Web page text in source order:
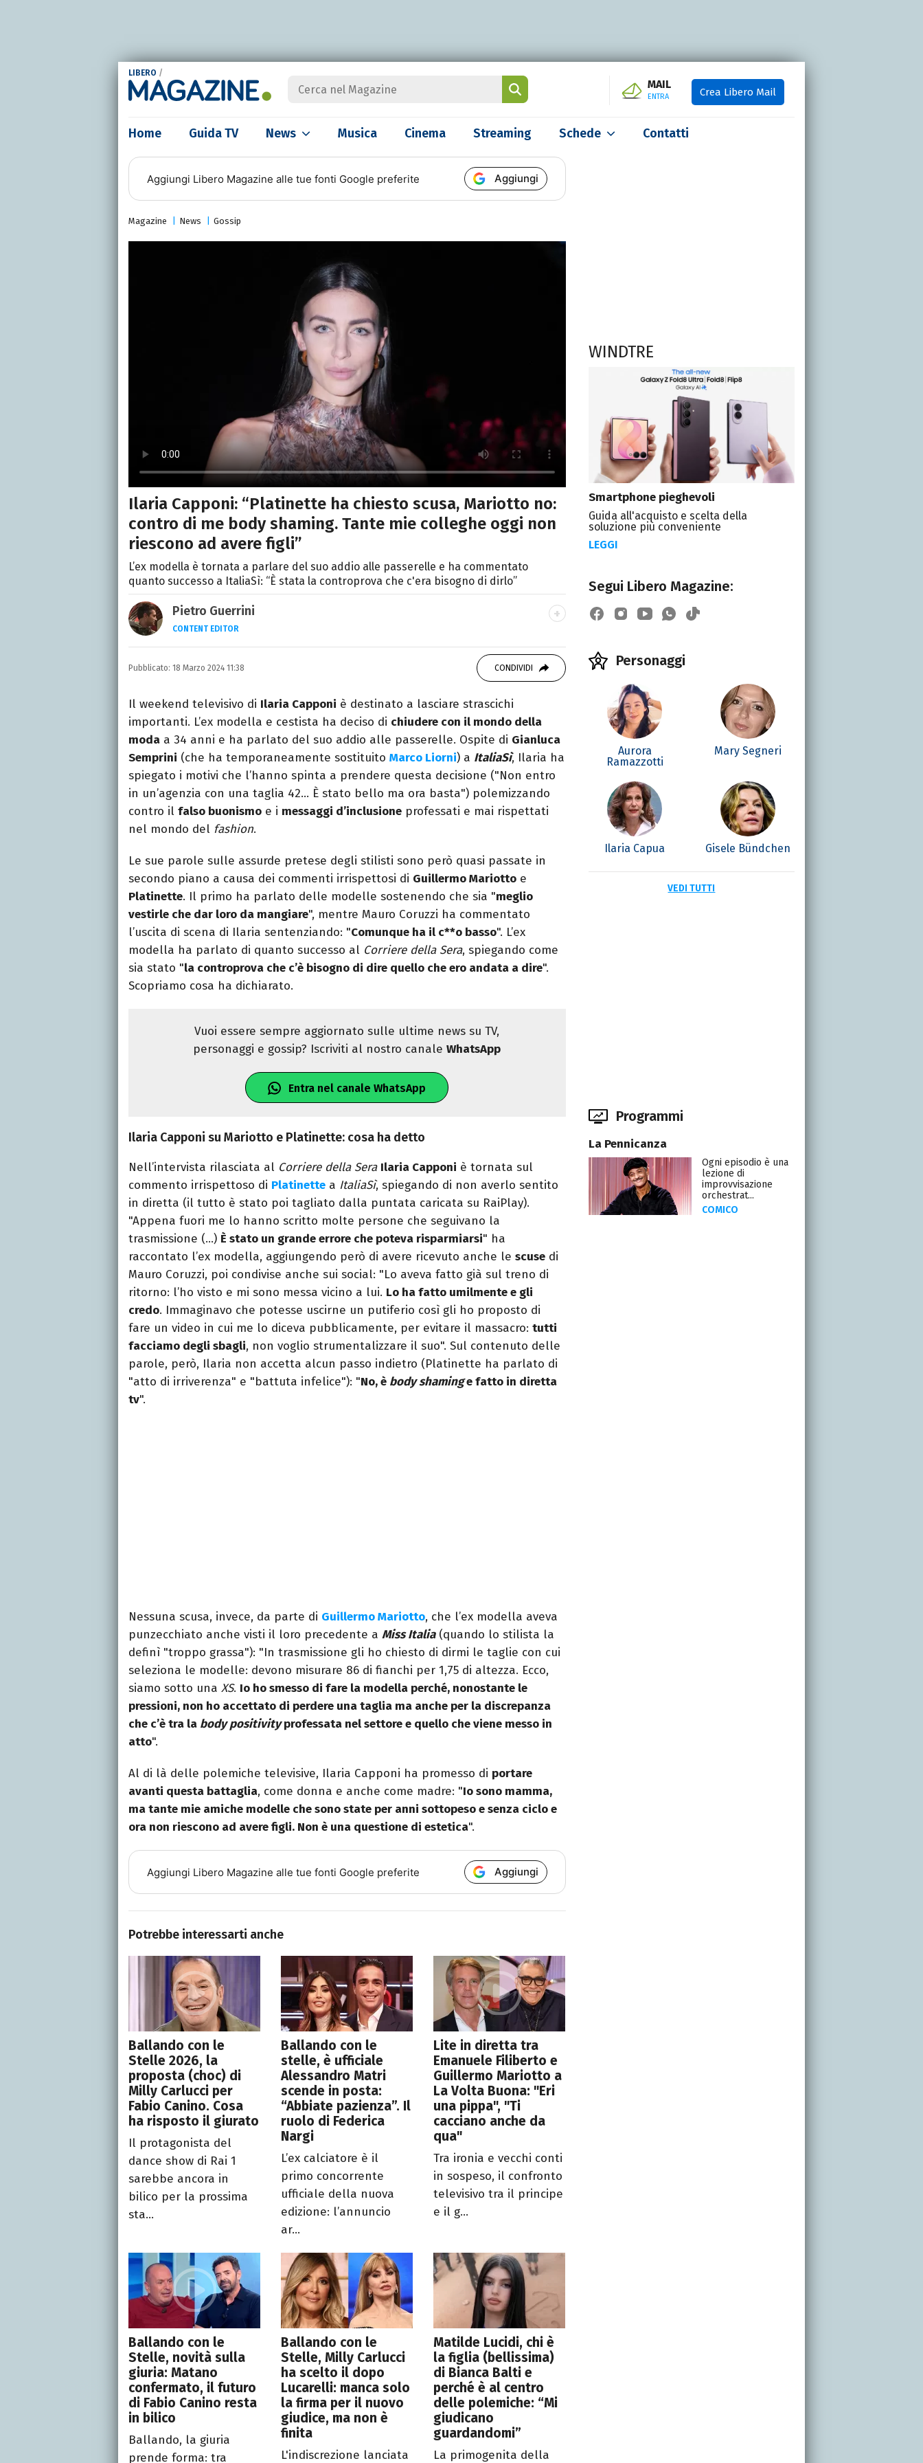
LIBERO /
MAIL
ENTRA Crea Libero Mail
Home Guida TV News Musica Cinema Streaming Schede Contatti
Aggiungi Libero Magazine alle tue fonti Google preferite Aggiungi
Magazine News Gossip
Ilaria Capponi: “Platinette ha chiesto scusa, Mariotto no:
contro di me body shaming. Tante mie colleghe oggi non
riescono ad avere figli”
L’ex modella è tornata a parlare del suo addio alle passerelle e ha commentato
quanto successo a ItaliaSì: “È stata la controprova che c'era bisogno di dirlo”
Pietro Guerrini
CONTENT EDITOR
Laurea in Lettere, smania di viaggi e passione per i cartoni (della pizza
e della Pixar).
Pubblicato: 18 Marzo 2024 11:38 CONDIVIDI
Il weekend televisivo di Ilaria Capponi è destinato a lasciare strascichi
importanti. L’ex modella e cestista ha deciso di chiudere con il mondo della
moda a 34 anni e ha parlato del suo addio alle passerelle. Ospite di Gianluca
Semprini (che ha temporaneamente sostituito Marco Liorni) a ItaliaSì, Ilaria ha
spiegato i motivi che l’hanno spinta a prendere questa decisione ("Non entro
in un’agenzia con una taglia 42… È stato bello ma ora basta") polemizzando
contro il falso buonismo e i messaggi d’inclusione professati e mai rispettati
nel mondo del fashion.
Le sue parole sulle assurde pretese degli stilisti sono però quasi passate in
secondo piano a causa dei commenti irrispettosi di Guillermo Mariotto e
Platinette. Il primo ha parlato delle modelle sostenendo che sia "meglio
vestirle che dar loro da mangiare", mentre Mauro Coruzzi ha commentato
l’uscita di scena di Ilaria sentenziando: "Comunque ha il c**o basso". L’ex
modella ha parlato di quanto successo al Corriere della Sera, spiegando come
sia stato "la controprova che c’è bisogno di dire quello che ero andata a dire".
Scopriamo cosa ha dichiarato.
Vuoi essere sempre aggiornato sulle ultime news su TV,
personaggi e gossip? Iscriviti al nostro canaleWhatsApp
Entra nel canale WhatsApp
Ilaria Capponi su Mariotto e Platinette: cosa ha detto
Nell’intervista rilasciata al Corriere della Sera Ilaria Capponi è tornata sul
commento irrispettoso di Platinette a ItaliaSì, spiegando di non averlo sentito
in diretta (il tutto è stato poi tagliato dalla puntata caricata su RaiPlay).
"Appena fuori me lo hanno scritto molte persone che seguivano la
trasmissione (…) È stato un grande errore che poteva risparmiarsi" ha
raccontato l’ex modella, aggiungendo però di avere ricevuto anche le scuse di
Mauro Coruzzi, poi condivise anche sui social: "Lo aveva fatto già sul treno di
ritorno: l’ho visto e mi sono messa vicino a lui. Lo ha fatto umilmente e gli
credo. Immaginavo che potesse uscirne un putiferio così gli ho proposto di
fare un video in cui me lo diceva pubblicamente, per evitare il massacro: tutti
facciamo degli sbagli, non voglio strumentalizzare il suo". Sul contenuto delle
parole, però, Ilaria non accetta alcun passo indietro (Platinette ha parlato di
"atto di irriverenza" e "battuta infelice"): "No, è body shaminge fatto in diretta
tv".
Nessuna scusa, invece, da parte di Guillermo Mariotto, che l’ex modella aveva
punzecchiato anche visti il loro precedente a Miss Italia(quando lo stilista la
definì "troppo grassa"): "In trasmissione gli ho chiesto di dirmi le taglie con cui
seleziona le modelle: devono misurare 86 di fianchi per 1,75 di altezza. Ecco,
siamo sotto una XS. Io ho smesso di fare la modella perché, nonostante le
pressioni, non ho accettato di perdere una taglia ma anche per la discrepanza
che c’è tra la body positivityprofessata nel settore e quello che viene messo in
atto".
Al di là delle polemiche televisive, Ilaria Capponi ha promesso di portare
avanti questa battaglia, come donna e anche come madre: "Io sono mamma,
ma tante mie amiche modelle che sono state per anni sottopeso e senza ciclo e
ora non riescono ad avere figli. Non è una questione di estetica".
Aggiungi Libero Magazine alle tue fonti Google preferite Aggiungi
Potrebbe interessarti anche
Ballando con le
Stelle 2026, la
proposta (choc) di
Milly Carlucci per
Fabio Canino. Cosa
ha risposto il giurato
Il protagonista del
dance show di Rai 1
sarebbe ancora in
bilico per la prossima
sta...
Ballando con le
stelle, è ufficiale
Alessandro Matri
scende in posta:
“Abbiate pazienza”. Il
ruolo di Federica
Nargi
L’ex calciatore è il
primo concorrente
ufficiale della nuova
edizione: l’annuncio
ar...
Lite in diretta tra
Emanuele Filiberto e
Guillermo Mariotto a
La Volta Buona: "Eri
una pippa", "Ti
cacciano anche da
qua"
Tra ironia e vecchi conti
in sospeso, il confronto
televisivo tra il principe
e il g...
Ballando con le
Stelle, novità sulla
giuria: Matano
confermato, il futuro
di Fabio Canino resta
in bilico
Ballando, la giuria
prende forma: tra
Ballando con le
Stelle, Milly Carlucci
ha scelto il dopo
Lucarelli: manca solo
la firma per il nuovo
giudice, ma non è
finita
L'indiscrezione lanciata
Matilde Lucidi, chi è
la figlia (bellissima)
di Bianca Balti e
perché è al centro
delle polemiche: “Mi
giudicano
guardandomi”
La primogenita della
WINDTRE
Smartphone pieghevoli
Guida all'acquisto e scelta della
soluzione più conveniente
LEGGI
Segui Libero Magazine:
Personaggi
Aurora
Ramazzotti
Mary Segneri
Ilaria Capua Gisele Bündchen
VEDI TUTTI
Programmi
La Pennicanza
Ogni episodio è una
lezione di
improvvisazione
orchestrat...
COMICO